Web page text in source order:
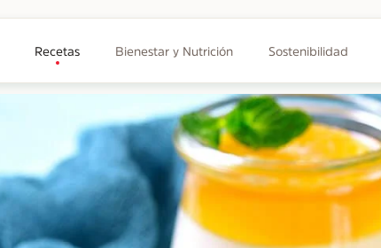
Recetas Bienestar y Nutrición Sostenibilidad